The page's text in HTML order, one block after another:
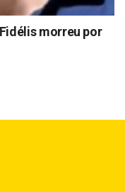
morreu por